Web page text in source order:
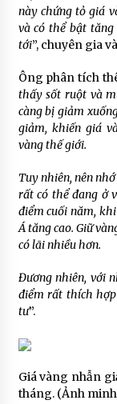
này chứng tỏ giá
và có thể bật
tới”, chuyên gia
Ông phân tích
thấy sốt ruột và
càng bị giảm
giảm, khiến giá
vàng thế giới.
Tuy nhiên, nên
rất có thể đang ở
điểm cuối năm,
Á tăng cao. Giữ
có lãi nhiều hơn.
Đương nhiên, với
điểm rất thích
tư”.
Giá vàng nhẫn
tháng. (Ảnh